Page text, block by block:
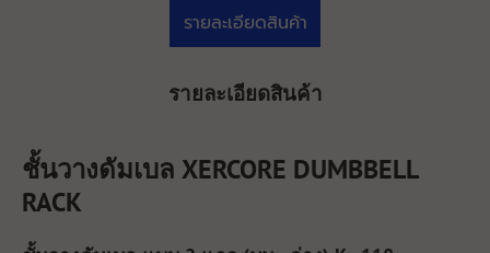
รายละเอียดสินค้า
รายละเอียดสินค้า
ชั้นวางดัมเบล XERCORE DUMBBELL
RACK